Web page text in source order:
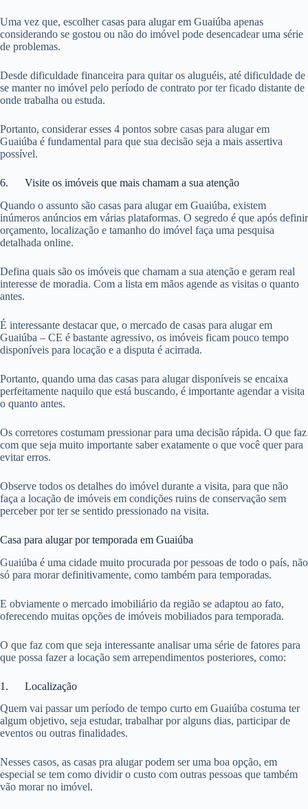
Uma vez que, escolher casas para alugar em Guaiúba apenas
considerando se gostou ou não do imóvel pode desencadear uma série
de problemas.
Desde dificuldade financeira para quitar os aluguéis, até dificuldade de
se manter no imóvel pelo período de contrato por ter ficado distante de
onde trabalha ou estuda.
Portanto, considerar esses 4 pontos sobre casas para alugar em
Guaiúba é fundamental para que sua decisão seja a mais assertiva
possível.
6. Visite os imóveis que mais chamam a sua atenção
Quando o assunto são casas para alugar em Guaiúba, existem
inúmeros anúncios em várias plataformas. O segredo é que após definir
orçamento, localização e tamanho do imóvel faça uma pesquisa
detalhada online.
Defina quais são os imóveis que chamam a sua atenção e geram real
interesse de moradia. Com a lista em mãos agende as visitas o quanto
antes.
É interessante destacar que, o mercado de casas para alugar em
Guaiúba – CE é bastante agressivo, os imóveis ficam pouco tempo
disponíveis para locação e a disputa é acirrada.
Portanto, quando uma das casas para alugar disponíveis se encaixa
perfeitamente naquilo que está buscando, é importante agendar a visita
o quanto antes.
Os corretores costumam pressionar para uma decisão rápida. O que faz
com que seja muito importante saber exatamente o que você quer para
evitar erros.
Observe todos os detalhes do imóvel durante a visita, para que não
faça a locação de imóveis em condições ruins de conservação sem
perceber por ter se sentido pressionado na visita.
Casa para alugar por temporada em Guaiúba
Guaiúba é uma cidade muito procurada por pessoas de todo o país, não
só para morar definitivamente, como também para temporadas.
E obviamente o mercado imobiliário da região se adaptou ao fato,
oferecendo muitas opções de imóveis mobiliados para temporada.
O que faz com que seja interessante analisar uma série de fatores para
que possa fazer a locação sem arrependimentos posteriores, como:
1. Localização
Quem vai passar um período de tempo curto em Guaiúba costuma ter
algum objetivo, seja estudar, trabalhar por alguns dias, participar de
eventos ou outras finalidades.
Nesses casos, as casas pra alugar podem ser uma boa opção, em
especial se tem como dividir o custo com outras pessoas que também
vão morar no imóvel.